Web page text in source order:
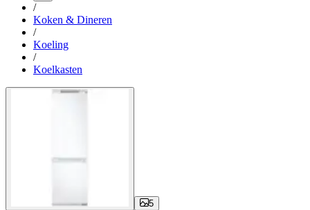
/
Koken & Dineren
/
Koeling
/
Koelkasten
5